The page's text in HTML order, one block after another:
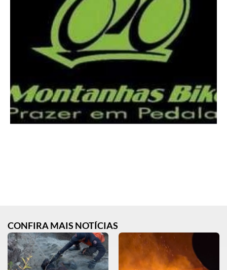
CONFIRA MAIS NOTÍCIAS